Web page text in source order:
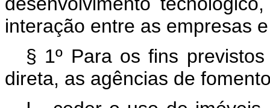
interação entre as empresas
§ 1º Para os fins
direta, as agências de